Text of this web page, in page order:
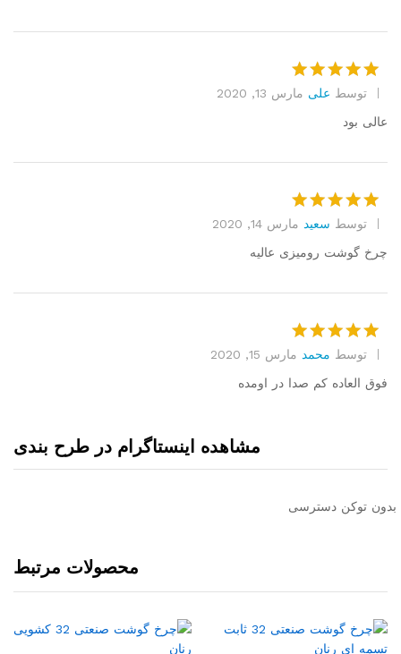
امتیاز 5از
5
توسط علی مارس 13, 2020
عالی بود
امتیاز 5از
5
توسط سعید مارس 14, 2020
چرخ گوشت رومیزی عالیه
امتیاز 5از
5
توسط محمد مارس 15, 2020
فوق العاده کم صدا در اومده
مشاهده اینستاگرام در طرح بندی
بدون توکن دسترسی
محصولات مرتبط